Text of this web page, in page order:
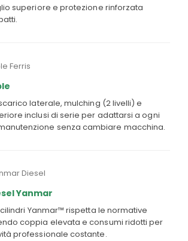
superiore e protezione rinforzata
laterale, mulching (2 livelli) e
inclusi di serie per adattarsi a ogni
senza cambiare macchina.
Yanmar
cilindri Yanmar™ rispetta le normative
coppia elevata e consumi ridotti per
professionale costante.